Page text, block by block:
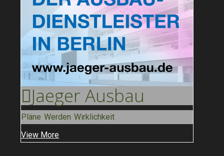
Jaeger Ausbau
Pläne Werden Wirklichkeit
View More